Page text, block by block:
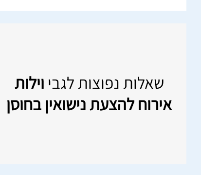
שאלות נפוצות לגבי וילות
אירוח להצעת נישואין בחוסן